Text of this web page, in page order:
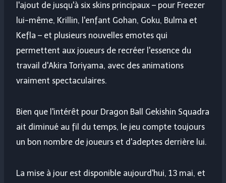
l'ajout de jusqu'à six skins principaux – pour Freezer
lui-même, Krillin, l'enfant Gohan, Goku, Bulma et
Kefla – et plusieurs nouvelles emotes qui
permettent aux joueurs de recréer l'essence du
travail d'Akira Toriyama, avec des animations
vraiment spectaculaires.
Bien que l'intérêt pour Dragon Ball Gekishin Squadra
ait diminué au fil du temps, le jeu compte toujours
un bon nombre de joueurs et d'adeptes derrière lui.
La mise à jour est disponible aujourd'hui, 13 mai, et